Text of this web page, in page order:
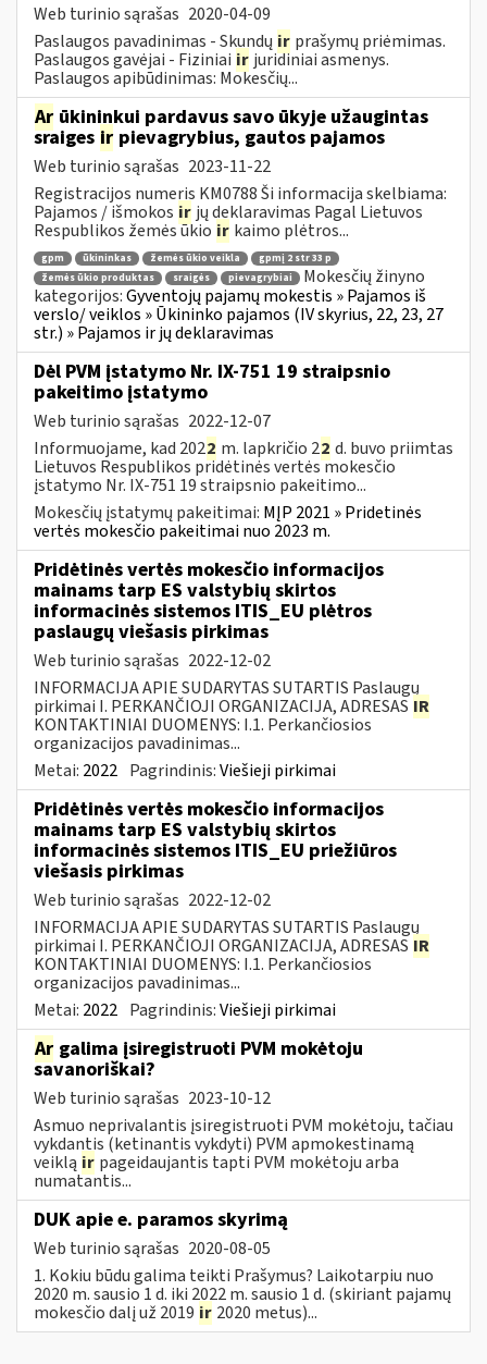
Web turinio sąrašas 2020-04-09
Paslaugos pavadinimas - Skundų ir prašymų priėmimas.
Paslaugos gavėjai - Fiziniai ir juridiniai asmenys.
Paslaugos apibūdinimas: Mokesčių...
Ar ūkininkui pardavus savo ūkyje užaugintas
sraiges ir pievagrybius, gautos pajamos
Web turinio sąrašas 2023-11-22
Registracijos numeris KM0788 Ši informacija skelbiama:
Pajamos / išmokos ir jų deklaravimas Pagal Lietuvos
Respublikos žemės ūkio ir kaimo plėtros...
gpm ūkininkas žemės ūkio veikla
gpmį 2 str 33 p
žemės ūkio produktas
sraigės pievagrybiai
Mokesčių žinyno
kategorijos:Gyventojų pajamų mokestis » Pajamos iš
verslo/ veiklos » Ūkininko pajamos (IV skyrius, 22, 23, 27
str.) » Pajamos ir jų deklaravimas
Dėl PVM įstatymo Nr. IX-751 19 straipsnio
pakeitimo įstatymo
Web turinio sąrašas 2022-12-07
Informuojame, kad 2022 m. lapkričio 22 d. buvo priimtas
Lietuvos Respublikos pridėtinės vertės mokesčio
įstatymo Nr. IX-751 19 straipsnio pakeitimo...
Mokesčių įstatymų pakeitimai: MĮP 2021 » Pridetinės
vertės mokesčio pakeitimai nuo 2023 m.
Pridėtinės vertės mokesčio informacijos
mainams tarp ES valstybių skirtos
informacinės sistemos ITIS_EU plėtros
paslaugų viešasis pirkimas
Web turinio sąrašas 2022-12-02
INFORMACIJA APIE SUDARYTAS SUTARTIS Paslaugų
pirkimai I. PERKANČIOJI ORGANIZACIJA, ADRESAS IR
KONTAKTINIAI DUOMENYS: I.1. Perkančiosios
organizacijos pavadinimas...
Metai: 2022 Pagrindinis:Viešieji pirkimai
Pridėtinės vertės mokesčio informacijos
mainams tarp ES valstybių skirtos
informacinės sistemos ITIS_EU priežiūros
viešasis pirkimas
Web turinio sąrašas 2022-12-02
INFORMACIJA APIE SUDARYTAS SUTARTIS Paslaugų
pirkimai I. PERKANČIOJI ORGANIZACIJA, ADRESAS IR
KONTAKTINIAI DUOMENYS: I.1. Perkančiosios
organizacijos pavadinimas...
Metai: 2022 Pagrindinis:Viešieji pirkimai
Ar galima įsiregistruoti PVM mokėtoju
savanoriškai?
Web turinio sąrašas 2023-10-12
Asmuo neprivalantis įsiregistruoti PVM mokėtoju, tačiau
vykdantis (ketinantis vykdyti) PVM apmokestinamą
veiklą ir pageidaujantis tapti PVM mokėtoju arba
numatantis...
DUK apie e. paramos skyrimą
Web turinio sąrašas 2020-08-05
1. Kokiu būdu galima teikti Prašymus? Laikotarpiu nuo
2020 m. sausio 1 d. iki 2022 m. sausio 1 d. (skiriant pajamų
mokesčio dalį už 2019 ir 2020 metus)...